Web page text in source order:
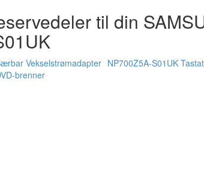
til din
Vekselstrømadapter NP700Z5A-S01UK
brenner